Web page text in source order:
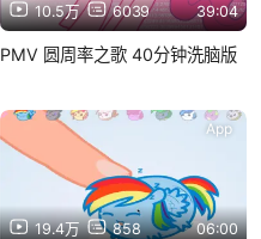
10.5万 6039 39:04
PMV 圆周率之歌 40分钟洗脑版
19.4万 858 06:00
App